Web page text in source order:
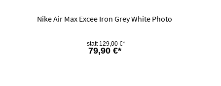
Nike Air Max Excee Iron Grey White Photo
79,90 €*
129,00 €*